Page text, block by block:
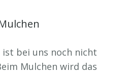
ist bei uns noch nicht
Mulchen wird das